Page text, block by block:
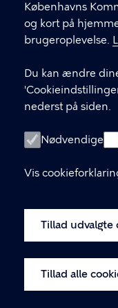
Københavns
og kort på
brugeroplevelse.
Du kan ændre
nederst på siden.
Nødvendige
Vis
Tillad udvalgte
Tillad alle
København V.
LINKS
Behandling
Cookiepolitik